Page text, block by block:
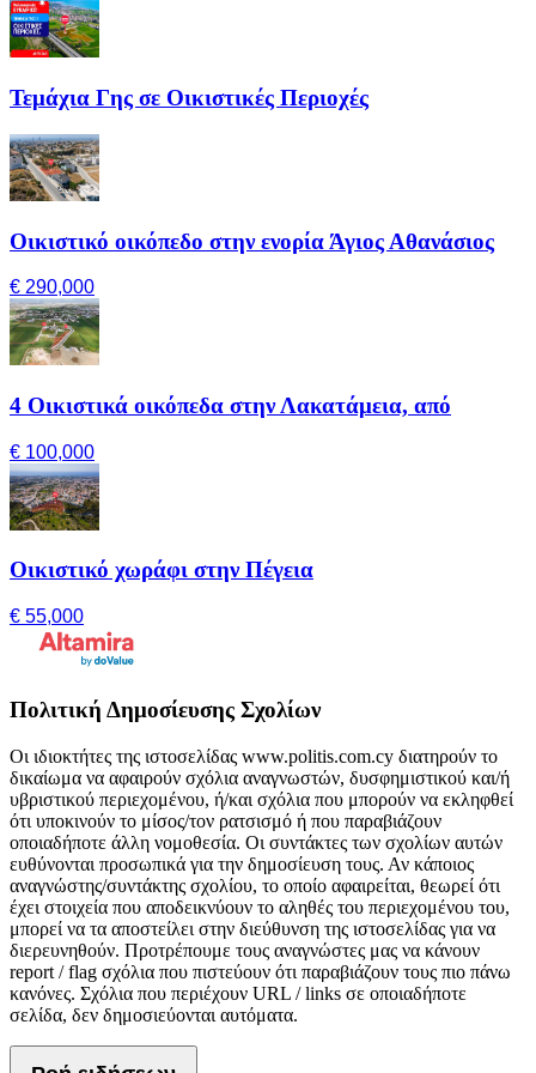
Τεμάχια Γης σε Οικιστικές Περιοχές
Οικιστικό οικόπεδο στην ενορία Άγιος Αθανάσιος
€ 290,000
4 Οικιστικά οικόπεδα στην Λακατάμεια, από
€ 100,000
Οικιστικό χωράφι στην Πέγεια
€ 55,000
Πολιτική Δημοσίευσης Σχολίων
Οι ιδιοκτήτες της ιστοσελίδας www.politis.com.cy διατηρούν το
δικαίωμα να αφαιρούν σχόλια αναγνωστών, δυσφημιστικού και/ή
υβριστικού περιεχομένου, ή/και σχόλια που μπορούν να εκληφθεί
ότι υποκινούν το μίσος/τον ρατσισμό ή που παραβιάζουν
οποιαδήποτε άλλη νομοθεσία. Οι συντάκτες των σχολίων αυτών
ευθύνονται προσωπικά για την δημοσίευση τους. Αν κάποιος
αναγνώστης/συντάκτης σχολίου, το οποίο αφαιρείται, θεωρεί ότι
έχει στοιχεία που αποδεικνύουν το αληθές του περιεχομένου του,
μπορεί να τα αποστείλει στην διεύθυνση της ιστοσελίδας για να
διερευνηθούν. Προτρέπουμε τους αναγνώστες μας να κάνουν
report / flag σχόλια που πιστεύουν ότι παραβιάζουν τους πιο πάνω
κανόνες. Σχόλια που περιέχουν URL / links σε οποιαδήποτε
σελίδα, δεν δημοσιεύονται αυτόματα.